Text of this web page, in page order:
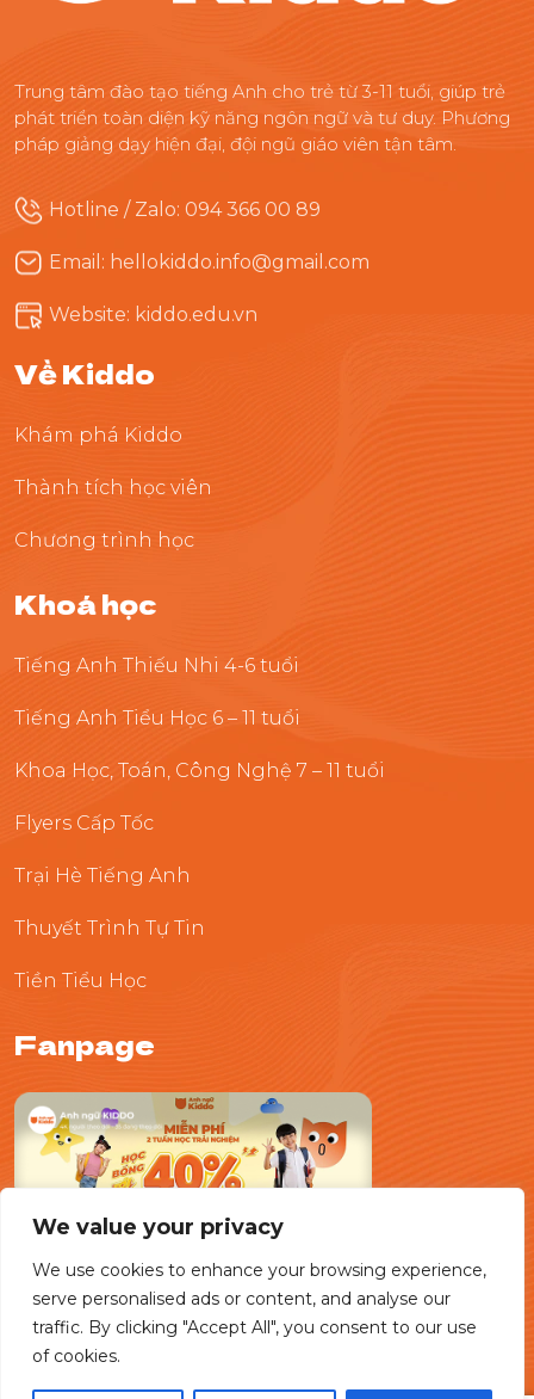
We value your privacy
We use cookies to enhance your browsing experience,
serve personalised ads or content, and analyse our
traffic. By clicking "Accept All", you consent to our use
of cookies.
Trung tâm đào tạo tiếng Anh cho trẻ từ 3-11 tuổi, giúp trẻ
phát triển toàn diện kỹ năng ngôn ngữ và tư duy. Phương
pháp giảng dạy hiện đại, đội ngũ giáo viên tận tâm.
Hotline / Zalo: 094 366 00 89
Email: hellokiddo.info@gmail.com
Website: kiddo.edu.vn
Về Kiddo
Khám phá Kiddo
Thành tích học viên
Chương trình học
Khoá học
Tiếng Anh Thiếu Nhi 4-6 tuổi
Tiếng Anh Tiểu Học 6 – 11 tuổi
Khoa Học, Toán, Công Nghệ 7 – 11 tuổi
Flyers Cấp Tốc
Trại Hè Tiếng Anh
Thuyết Trình Tự Tin
Tiền Tiểu Học
Fanpage